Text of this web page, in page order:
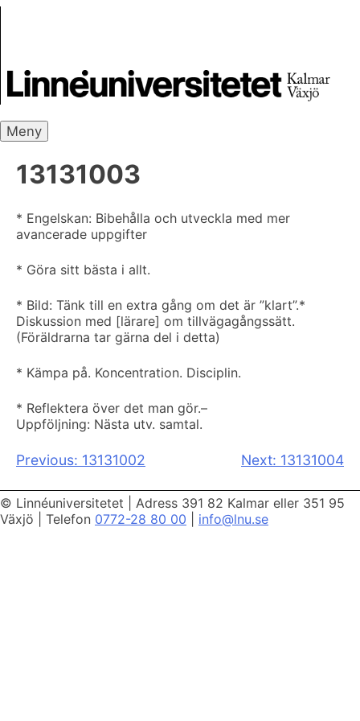
Meny
13131003
* Engelskan: Bibehålla och utveckla med mer
avancerade uppgifter
* Göra sitt bästa i allt.
* Bild: Tänk till en extra gång om det är ”klart”.*
Diskussion med [lärare] om tillvägagångssätt.
(Föräldrarna tar gärna del i detta)
* Kämpa på. Koncentration. Disciplin.
* Reflektera över det man gör.–
Uppföljning: Nästa utv. samtal.
Inläggsnavigering
Previous: 13131002 Next: 13131004
© Linnéuniversitetet
Adress 391 82 Kalmar eller 351 95
Växjö
Telefon 0772-28 80 00 info@lnu.se